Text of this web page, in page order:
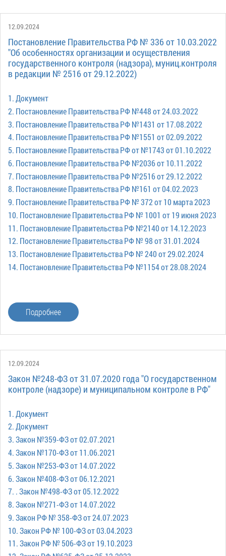
12.09.2024
Постановление Правительства РФ № 336 от 10.03.2022
"Об особенностях организации и осуществления
государственного контроля (надзора), муниц.контроля
в редакции № 2516 от 29.12.2022)
1. Документ
2. Постановление Правительства РФ №448 от 24.03.2022
3. Постановление Правительства РФ №1431 от 17.08.2022
4. Постановление Правительства РФ №1551 от 02.09.2022
5. Постановление Правительства РФ от №1743 от 01.10.2022
6. Постановление Правительства РФ №2036 от 10.11.2022
7. Постановление Правительства РФ №2516 от 29.12.2022
8. Постановление Правительства РФ №161 от 04.02.2023
9. Постановление Правительства РФ № 372 от 10 марта 2023
10. Постановление Правительства РФ № 1001 от 19 июня 2023
11. Постановление Правительства РФ №2140 от 14.12.2023
12. Постановление Правительства РФ № 98 от 31.01.2024
13. Постановление Правительства РФ № 240 от 29.02.2024
14. Постановление Правительства РФ №1154 от 28.08.2024
Подробнее
12.09.2024
Закон №248-ФЗ от 31.07.2020 года "О государственном
контроле (надзоре) и муниципальном контроле в РФ"
1. Документ
2. Документ
3. Закон №359-ФЗ от 02.07.2021
4. Закон №170-ФЗ от 11.06.2021
5. Закон №253-ФЗ от 14.07.2022
6. Закон №408-ФЗ от 06.12.2021
7. . Закон №498-ФЗ от 05.12.2022
8. Закон №271-ФЗ от 14.07.2022
9. Закон РФ № 358-ФЗ от 24.07.2023
10. Закон РФ № 100-ФЗ от 03.04.2023
11. Закон РФ № 506-ФЗ от 19.10.2023